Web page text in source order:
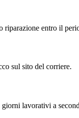
riparazione entro il
sul sito del corriere.
lavorativi a